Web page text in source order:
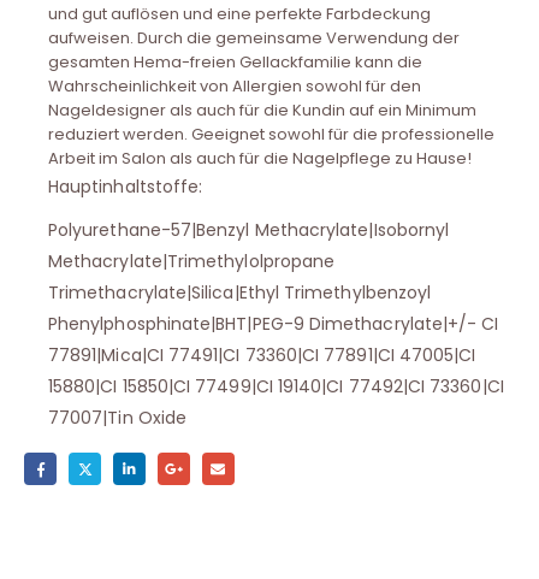
und gut auflösen und eine perfekte Farbdeckung
aufweisen. Durch die gemeinsame Verwendung der
gesamten Hema-freien Gellackfamilie kann die
Wahrscheinlichkeit von Allergien sowohl für den
Nageldesigner als auch für die Kundin auf ein Minimum
reduziert werden. Geeignet sowohl für die professionelle
Arbeit im Salon als auch für die Nagelpflege zu Hause!
Hauptinhaltstoffe:
Polyurethane-57|Benzyl Methacrylate|Isobornyl
Methacrylate|Trimethylolpropane
Trimethacrylate|Silica|Ethyl Trimethylbenzoyl
Phenylphosphinate|BHT|PEG-9 Dimethacrylate|+/- CI
77891|Mica|CI 77491|CI 73360|CI 77891|CI 47005|CI
15880|CI 15850|CI 77499|CI 19140|CI 77492|CI 73360|CI
77007|Tin Oxide